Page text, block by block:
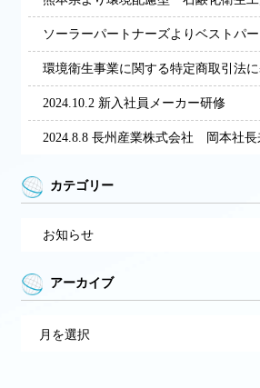
環境衛生事業に関する特定商取引法
2024.10.2 新入社員メーカー研修
2024.8.8 長州産業株式会社 岡本社長
カテゴリー
お知らせ
アーカイブ